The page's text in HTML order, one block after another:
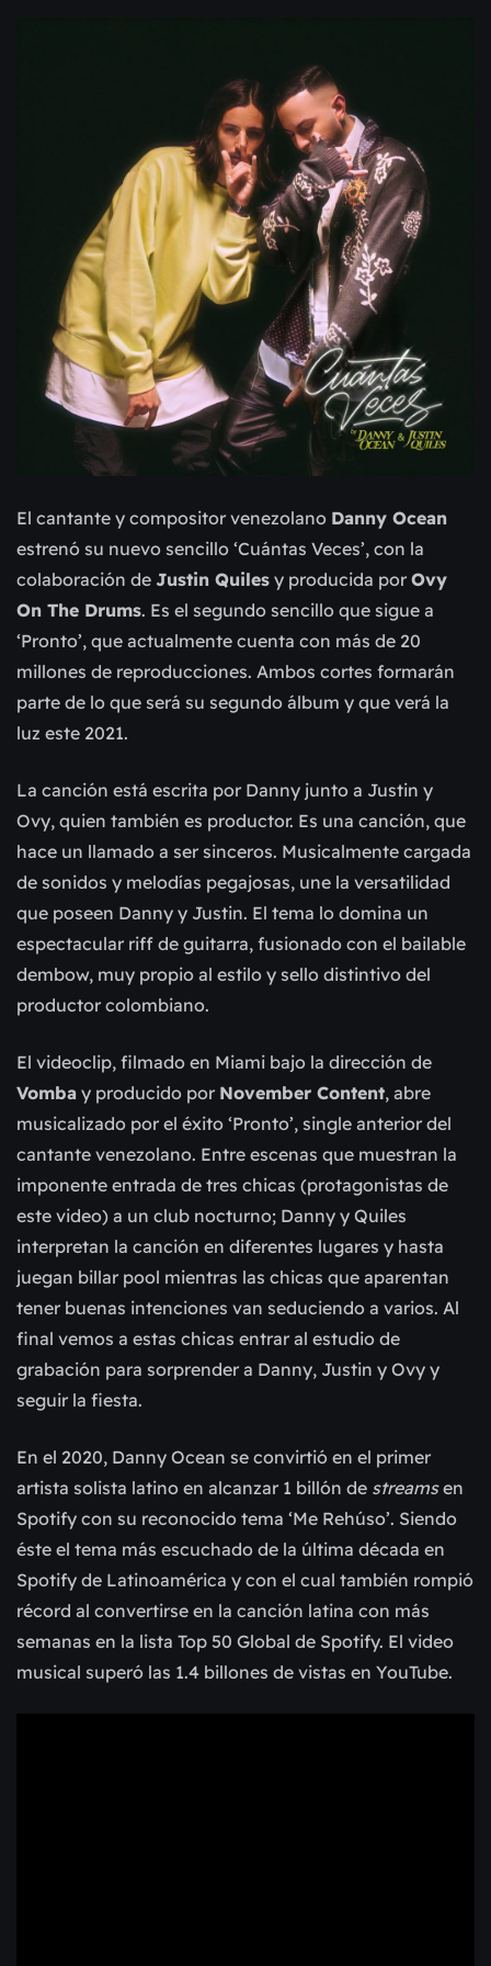
El cantante y compositor venezolano Danny Ocean
estrenó su nuevo sencillo ‘Cuántas Veces’, con la
colaboración de Justin Quiles y producida por Ovy
On The Drums. Es el segundo sencillo que sigue a
‘Pronto’, que actualmente cuenta con más de 20
millones de reproducciones. Ambos cortes formarán
parte de lo que será su segundo álbum y que verá la
luz este 2021.
La canción está escrita por Danny junto a Justin y
Ovy, quien también es productor. Es una canción, que
hace un llamado a ser sinceros. Musicalmente cargada
de sonidos y melodías pegajosas, une la versatilidad
que poseen Danny y Justin. El tema lo domina un
espectacular riff de guitarra, fusionado con el bailable
dembow, muy propio al estilo y sello distintivo del
productor colombiano.
El videoclip, filmado en Miami bajo la dirección de
Vomba y producido por November Content, abre
musicalizado por el éxito ‘Pronto’, single anterior del
cantante venezolano. Entre escenas que muestran la
imponente entrada de tres chicas (protagonistas de
este video) a un club nocturno; Danny y Quiles
interpretan la canción en diferentes lugares y hasta
juegan billar pool mientras las chicas que aparentan
tener buenas intenciones van seduciendo a varios. Al
final vemos a estas chicas entrar al estudio de
grabación para sorprender a Danny, Justin y Ovy y
seguir la fiesta.
En el 2020, Danny Ocean se convirtió en el primer
artista solista latino en alcanzar 1 billón de streamsen
Spotify con su reconocido tema ‘Me Rehúso’. Siendo
éste el tema más escuchado de la última década en
Spotify de Latinoamérica y con el cual también rompió
récord al convertirse en la canción latina con más
semanas en la lista Top 50 Global de Spotify. El video
musical superó las 1.4 billones de vistas en YouTube.